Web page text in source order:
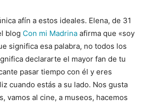
afín a estos ideales. Elena, de 31
blog Con mi Madrina afirma que «soy
significa esa palabra, no todos los
declararte el mayor fan de tu
pasar tiempo con él y eres
cuando estás a su lado. Nos gusta
vamos al cine, a museos, hacemos